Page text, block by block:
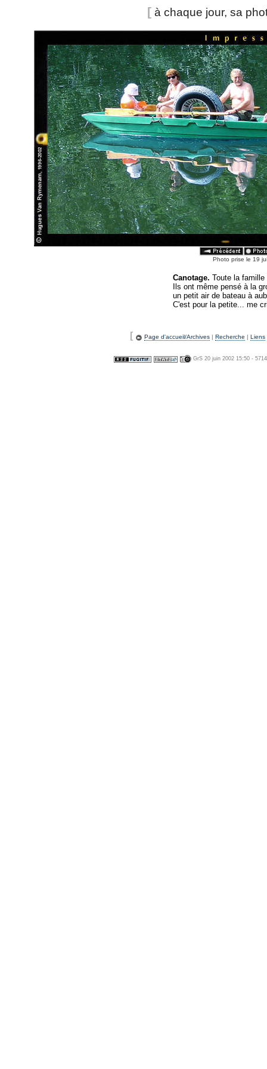
[à chaque jour, sa
Photo prise le 19
Canotage. Toute la
Ils ont même pensé à la
un petit air de bateau à
C'est pour la petite... me
[ Page d'accueil/Archives | Recherche | Liens
GrS 20 juin 2002 15:50 -